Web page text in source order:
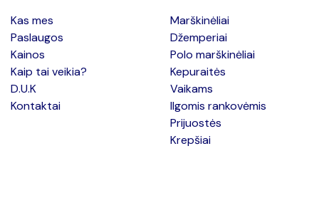
Kas mes
Paslaugos
Kainos
Kaip tai veikia?
D.U.K
Kontaktai
Marškinėliai
Džemperiai
Polo marškinėliai
Kepuraitės
Vaikams
Ilgomis rankovėmis
Prijuostės
Krepšiai